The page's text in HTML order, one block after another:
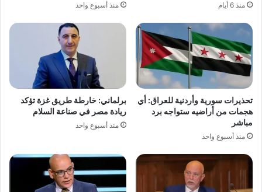
منذ 6 أيام منذ أسبوع واحد
تحذيرات سورية وأردنية للعراق: أي
هجمات من أراضيه ستواجه برد
مباشر
منذ أسبوع واحد
برلماني: خارطة طريق غزة تؤكد
ريادة مصر في صناعة السلام
منذ أسبوع واحد